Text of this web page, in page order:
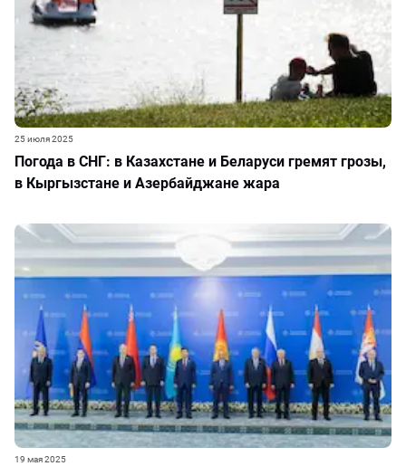
Погода в СНГ: в Казахстане и Беларуси гремят грозы,
в Кыргызстане и Азербайджане жара
25 июля 2025
19 мая 2025